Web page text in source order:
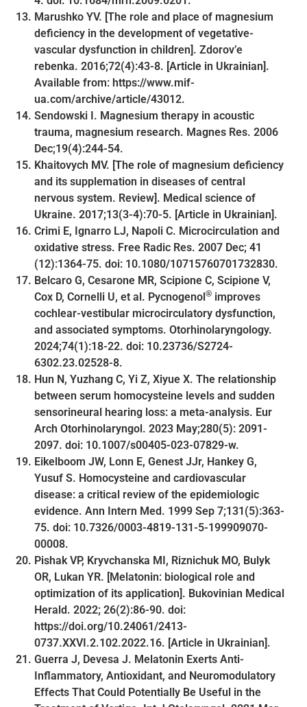
Marushko YV. [The role and place of magnesium
deficiency in the development of vegetative-
vascular dysfunction in children]. Zdorov’e
rebenka. 2016;72(4):43-8. [Article in Ukrainian].
Available from: https://www.mif-
ua.com/archive/article/43012.
Sendowski І. Magnesium therapy in acoustic
trauma, magnesium research. Magnes Res. 2006
Dec;19(4):244-54.
Khaitovych MV. [The role of magnesium deficiency
and its supplemation in diseases of central
nervous system. Review]. Medical science of
Ukraine. 2017;13(3-4):70-5. [Article in Ukrainian].
Crimi E, Ignarro LJ, Napoli C. Microcirculation and
oxidative stress. Free Radic Res. 2007 Dec; 41
(12):1364-75. doi: 10.1080/10715760701732830.
Belcaro G, Cesarone MR, Scipione C, Scipione V,
Cox D, Cornelli U, et al. Pycnogenol® improves
cochlear-vestibular microcirculatory dysfunction,
and associated symptoms. Otorhinolaryngology.
2024;74(1):18-22. doi: 10.23736/S2724-
6302.23.02528-8.
Hun N, Yuzhang C, Yi Z, Xiyue X. The relationship
between serum homocysteine levels and sudden
sensorineural hearing loss: a meta-analysis. Eur
Arch Otorhinolaryngol. 2023 May;280(5): 2091-
2097. doi: 10.1007/s00405-023-07829-w.
Eikelboom JW, Lonn E, Genest JJr, Hankey G,
Yusuf S. Homocysteine and cardiovascular
disease: a critical review of the epidemiologic
evidence. Ann Intern Med. 1999 Sep 7;131(5):363-
75. doi: 10.7326/0003-4819-131-5-199909070-
00008.
Pishak VP, Kryvchanska MI, Riznichuk MO, Bulyk
OR, Lukan YR. [Melatonin: biological role and
optimization of its application]. Bukovinian Medical
Herald. 2022; 26(2):86-90. doi:
https://doi.org/10.24061/2413-
0737.XXVI.2.102.2022.16. [Article in Ukrainian].
Guerra J, Devesa J. Melatonin Exerts Anti-
Inflammatory, Antioxidant, and Neuromodulatory
Effects That Could Potentially Be Useful in the